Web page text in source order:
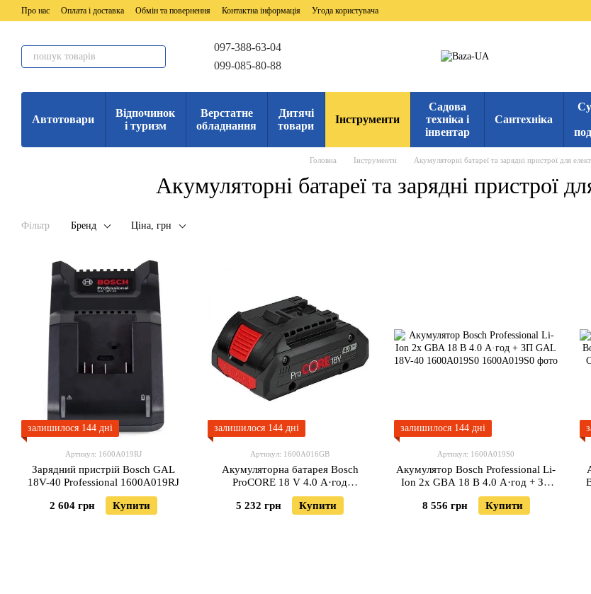
Перейти до основного контенту
Про нас Оплата і доставка Обмін та повернення Контактна інформація Угода користувача
097-388-63-04
099-085-80-88
Автотовари
Відпочинок
і туризм
Верстатне
обладнання
Дитячі
товари
Інструменти
Садова
техніка і
інвентар
Сантехніка
Головна Інструменти Акумуляторні батареї та зарядні пристрої для
Акумуляторні батареї та зарядні пристрої
Фільтр Бренд Ціна, грн
залишилося 144 дні
Артикул: 1600A019RJ
Зарядний пристрій Bosch GAL
18V-40 Professional 1600A019RJ
2 604 грн Купити
залишилося 144 дні
Артикул: 1600A016GB
Акумуляторна батарея Bosch
ProCORE 18 V 4.0 А·год
(1600A016GB)
5 232 грн
Купити
залишилося 144 дні
Артикул: 1600A019S0
Акумулятор Bosch Professional Li-
Ion 2x GBA 18 В 4.0 А·год + ЗП
GAL 18V-40 1600A019S0
8 556 грн
Купити